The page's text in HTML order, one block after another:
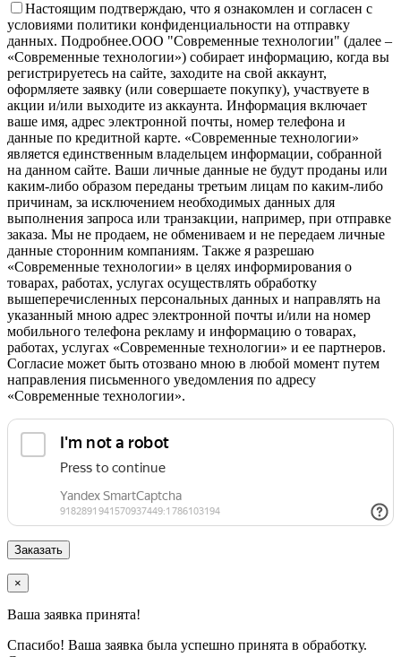
Настоящим подтверждаю, что я ознакомлен и согласен с
условиями политики конфиденциальности на отправку
данных. Подробнее.OOO "Современные технологии" (далее –
«Современные технологии») собирает информацию, когда вы
регистрируетесь на сайте, заходите на свой аккаунт,
оформляете заявку (или совершаете покупку), участвуете в
акции и/или выходите из аккаунта. Информация включает
ваше имя, адрес электронной почты, номер телефона и
данные по кредитной карте. «Современные технологии»
является единственным владельцем информации, собранной
на данном сайте. Ваши личные данные не будут проданы или
каким-либо образом переданы третьим лицам по каким-либо
причинам, за исключением необходимых данных для
выполнения запроса или транзакции, например, при отправке
заказа. Мы не продаем, не обмениваем и не передаем личные
данные сторонним компаниям. Также я разрешаю
«Современные технологии» в целях информирования о
товарах, работах, услугах осуществлять обработку
вышеперечисленных персональных данных и направлять на
указанный мною адрес электронной почты и/или на номер
мобильного телефона рекламу и информацию о товарах,
работах, услугах «Современные технологии» и ее партнеров.
Согласие может быть отозвано мною в любой момент путем
направления письменного уведомления по адресу
«Современные технологии».
×
Ваша заявка принята!
Спасибо! Ваша заявка была успешно принята в обработку.